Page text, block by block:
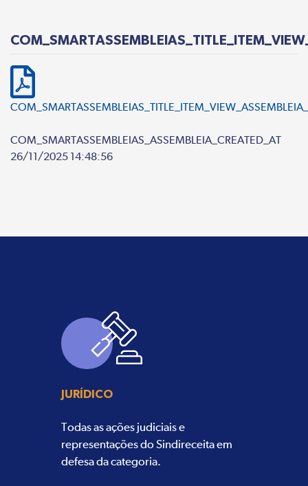
COM_SMARTASSEMBLEIAS_ASSEMBLEIA_CREATED_AT
26/11/2025 14:48:56
JURÍDICO
Todas as ações judiciais e
representações do Sindireceita em
defesa da categoria.